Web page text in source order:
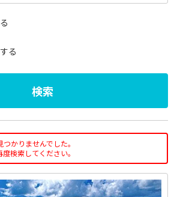
る
検索
かりませんでした。
検索してください。